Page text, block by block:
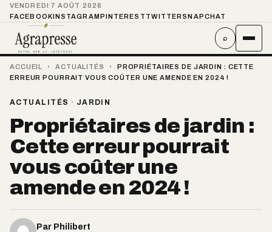
VENDREDI 7 AOÛT 2026
FACEBOOKINSTAGRAMPINTEREST TWITTER SNAPCHAT
⌕
ACCUEIL › ACTUALITÉS ›
PROPRIÉTAIRES DE JARDIN : CETTE
ERREUR POURRAIT VOUS COÛTER UNE AMENDE EN 2024 !
ACTUALITÉS · JARDIN
Propriétaires de jardin :
Cette erreur pourrait
vous coûter une
amende en 2024 !
Par Philibert